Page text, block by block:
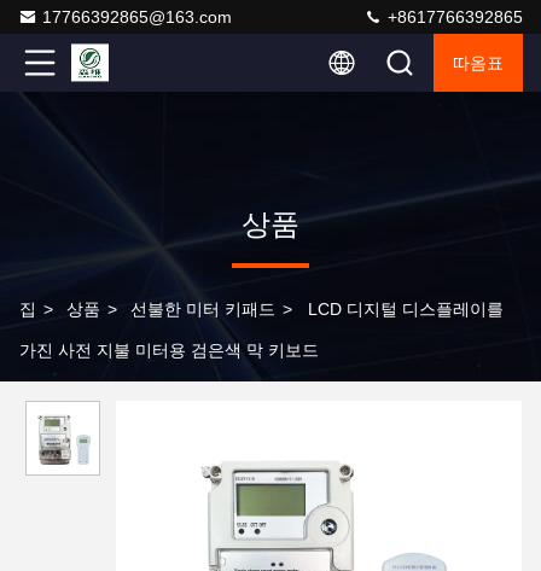
17766392865@163.com +8617766392865
따옴표
상품
집 > 상품 > 선불한 미터 키패드 > LCD 디지털 디스플레이를
가진 사전 지불 미터용 검은색 막 키보드